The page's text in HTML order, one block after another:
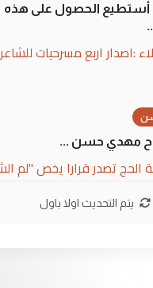
أستطيع الحصول على هذه
:اصدار اربع مسرحيات
مهدي حسن ...
الحج تصدر قرارا يخص "لم
يتم التحديث اولا باول